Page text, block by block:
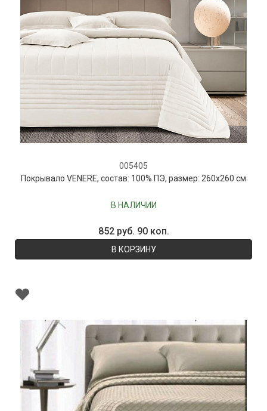
005405
Покрывало VENERE, состав: 100% ПЭ, размер: 260х260 см
В НАЛИЧИИ
852 руб. 90 коп.
В КОРЗИНУ